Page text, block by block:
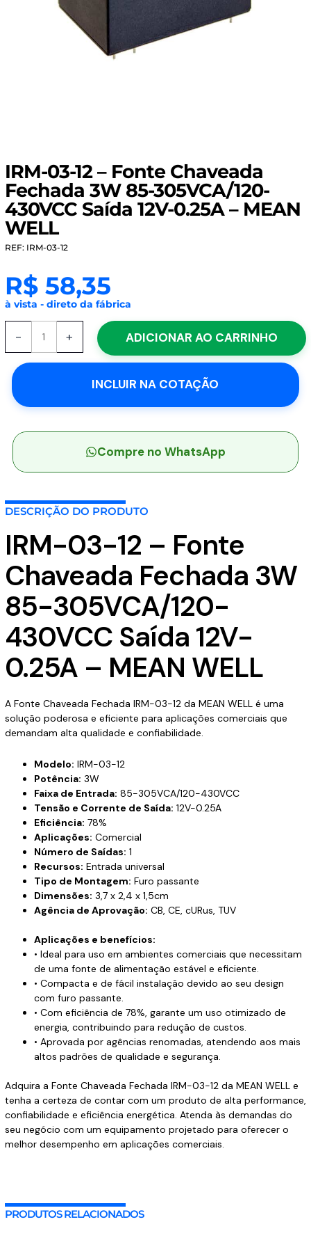
IRM-03-12 – Fonte Chaveada
Fechada 3W 85-305VCA/120-
430VCC Saída 12V-0.25A – MEAN
WELL
REF: IRM-03-12
R$58,35
à vista - direto da fábrica
-
Fonte
Chaveada
3W
305VCA/120-
12V-
MEAN
WELL
quantidade
+ ADICIONAR AO CARRINHO
INCLUIR NA COTAÇÃO
Compre no WhatsApp
DESCRIÇÃO DO PRODUTO
IRM-03-12 – Fonte
Chaveada Fechada 3W
85-305VCA/120-
430VCC Saída 12V-
0.25A – MEAN WELL
A Fonte Chaveada Fechada IRM-03-12 da MEAN WELL é uma
solução poderosa e eficiente para aplicações comerciais que
demandam alta qualidade e confiabilidade.
Modelo: IRM-03-12
Potência: 3W
Faixa de Entrada: 85-305VCA/120-430VCC
Tensão e Corrente de Saída: 12V-0.25A
Eficiência: 78%
Aplicações: Comercial
Número de Saídas: 1
Recursos: Entrada universal
Tipo de Montagem: Furo passante
Dimensões: 3,7 x 2,4 x 1,5cm
Agência de Aprovação: CB, CE, cURus, TUV
Aplicações e benefícios:
• Ideal para uso em ambientes comerciais que necessitam
de uma fonte de alimentação estável e eficiente.
• Compacta e de fácil instalação devido ao seu design
com furo passante.
• Com eficiência de 78%, garante um uso otimizado de
energia, contribuindo para redução de custos.
• Aprovada por agências renomadas, atendendo aos mais
altos padrões de qualidade e segurança.
Adquira a Fonte Chaveada Fechada IRM-03-12 da MEAN WELL e
tenha a certeza de contar com um produto de alta performance,
confiabilidade e eficiência energética. Atenda às demandas do
seu negócio com um equipamento projetado para oferecer o
melhor desempenho em aplicações comerciais.
PRODUTOS RELACIONADOS